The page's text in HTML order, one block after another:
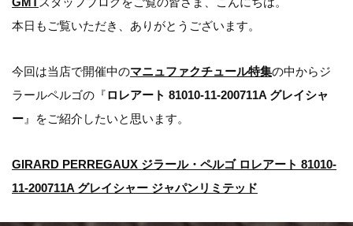
本日もご覧いただき、ありがとうございます。
今回は当店で開催中のマニュファクチュール特集の中からジ
ラールペルゴの『ロレアート 81010-11-200711A グレイシャ
ー 』をご紹介したいと思います。
GIRARD PERREGAUX ジラール・ペルゴ ロレアート 81010-
11-200711A グレイシャー ジャパンリミテッド